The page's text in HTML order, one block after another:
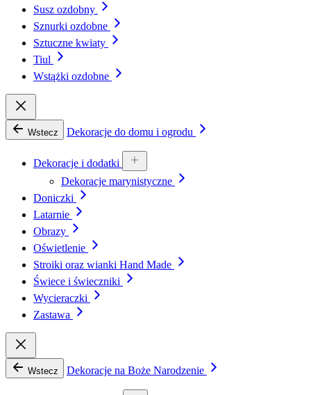
Susz ozdobny
Sznurki ozdobne
Sztuczne kwiaty
Tiul
Wstążki ozdobne
Wstecz Dekoracje do domu i ogrodu
Dekoracje i dodatki
Dekoracje marynistyczne
Doniczki
Latarnie
Obrazy
Oświetlenie
Stroiki oraz wianki Hand Made
Świece i świeczniki
Wycieraczki
Zastawa
Wstecz Dekoracje na Boże Narodzenie